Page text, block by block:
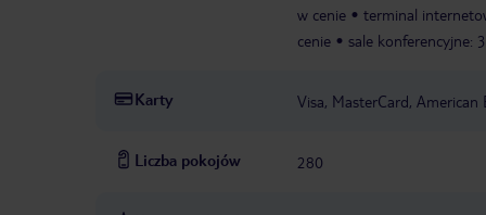
w cenie
terminal
cenie
sale konferencyjne: 3
Karty Visa, MasterCard, American
Liczba pokojów 280